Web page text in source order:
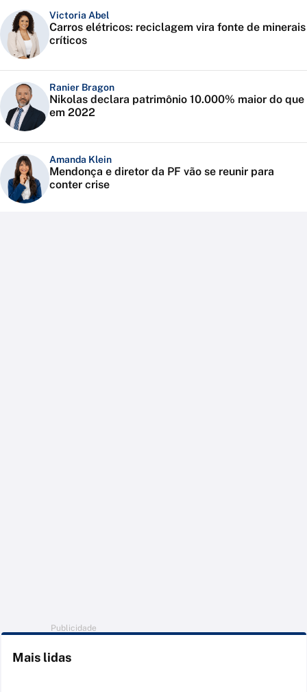
Victoria Abel
Carros elétricos: reciclagem vira fonte de minerais
críticos
Ranier Bragon
Nikolas declara patrimônio 10.000% maior do que
em 2022
Amanda Klein
Mendonça e diretor da PF vão se reunir para
conter crise
Publicidade
Mais lidas